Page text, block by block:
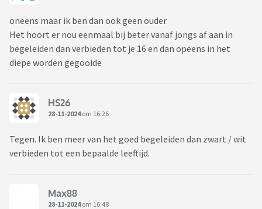
oneens maar ik ben dan ook geen ouder
Het hoort er nou eenmaal bij beter vanaf jongs af aan in
begeleiden dan verbieden tot je 16 en dan opeens in het
diepe worden gegooide
HS26
28-11-2024om 16:26
Tegen. Ik ben meer van het goed begeleiden dan zwart / wit
verbieden tot een bepaalde leeftijd.
Max88
28-11-2024om 16:48